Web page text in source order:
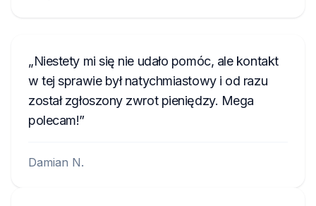
Niestety mi się nie udało pomóc, ale kontakt
w tej sprawie był natychmiastowy i od razu
został zgłoszony zwrot pieniędzy. Mega
polecam!
Damian N.